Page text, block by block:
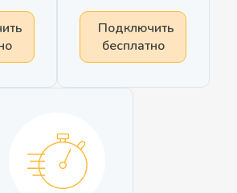
Подключить
бесплатно